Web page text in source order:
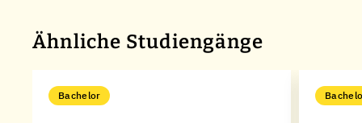
Ähnliche Studiengänge
Bachelor